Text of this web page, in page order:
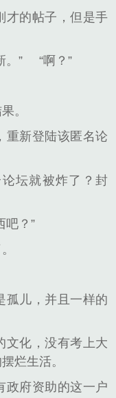
才的帖子，但是手
。”
“啊？”
。
重新登陆该匿名论
坛就被炸了？封
吧？”
孤儿，并且一样的
文化，没有考上大
烂生活。
政府资助的这一户